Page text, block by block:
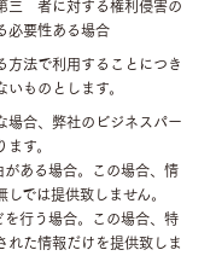
三 者に対する権利侵害の
必要性ある場合
法で利用することにつき
ものとします。
場合、弊社のビジネスパー
す。
ある場合。この場合、情
では提供致しません。
行う場合。この場合、特
た情報だけを提供致しま